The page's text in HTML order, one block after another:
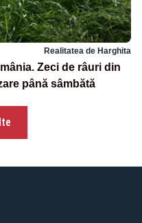
Realitatea de Harghita
Zeci de râuri din
până sâmbătă